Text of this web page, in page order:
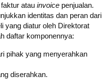
atau invoice penjualan.
identitas dan peran dari
yang diatur oleh Direktorat
daftar komponennya:
pihak yang menyerahkan
diserahkan.